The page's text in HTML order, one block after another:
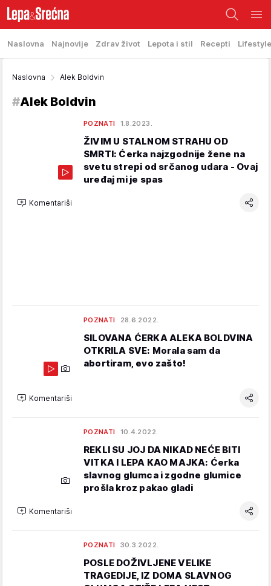
Naslovna Najnovije Zdrav život Lepota i stil Recepti Lifestyle
Naslovna Alek Boldvin
#Alek Boldvin
POZNATI 1.8.2023.
ŽIVIM U STALNOM STRAHU OD
SMRTI: Ćerka najzgodnije žene na
svetu strepi od srčanog udara - Ovaj
uređaj mi je spas
Komentariši
POZNATI 28.6.2022.
SILOVANA ĆERKA ALEKA BOLDVINA
OTKRILA SVE: Morala sam da
abortiram, evo zašto!
Komentariši
POZNATI 10.4.2022.
REKLI SU JOJ DA NIKAD NEĆE BITI
VITKA I LEPA KAO MAJKA: Ćerka
slavnog glumca i zgodne glumice
prošla kroz pakao gladi
Komentariši
POZNATI 30.3.2022.
POSLE DOŽIVLJENE VELIKE
TRAGEDIJE, IZ DOMA SLAVNOG